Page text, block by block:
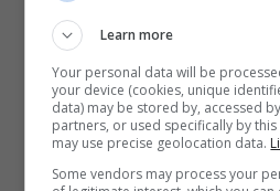
Learn more
Your personal data will be
your device (cookies, unique
data) may be stored by, accessed
partners, or used specifically by
may use precise geolocation data.
Some vendors may process your